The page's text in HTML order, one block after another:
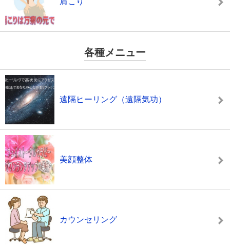
各種メニュー
遠隔ヒーリング（遠隔気功）
美顔整体
カウンセリング